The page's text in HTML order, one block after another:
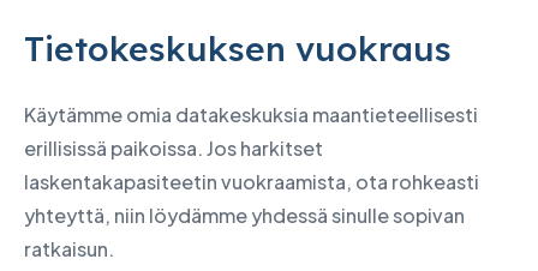
Tietokeskuksen vuokraus
Käytämme omia datakeskuksia maantieteellisesti
erillisissä paikoissa. Jos harkitset
laskentakapasiteetin vuokraamista, ota rohkeasti
yhteyttä, niin löydämme yhdessä sinulle sopivan
ratkaisun.